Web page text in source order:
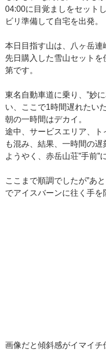
04:00に目覚ましをセット
ビリ準備して自宅を出発。
本日目指す山は、八ヶ岳連
先日購入した雪山セット
第です。
東名自動車道に乗り、”妙
い、ここで1時間遅れたい
朝の一時間はデカイ。
途中、サービスエリア、
も混み、結果、一時間の遅
ようやく、赤岳山荘”手前”
ここまで順調でしたが”あ
でアイスバーンに往く手を
画像だと傾斜感がイマイ